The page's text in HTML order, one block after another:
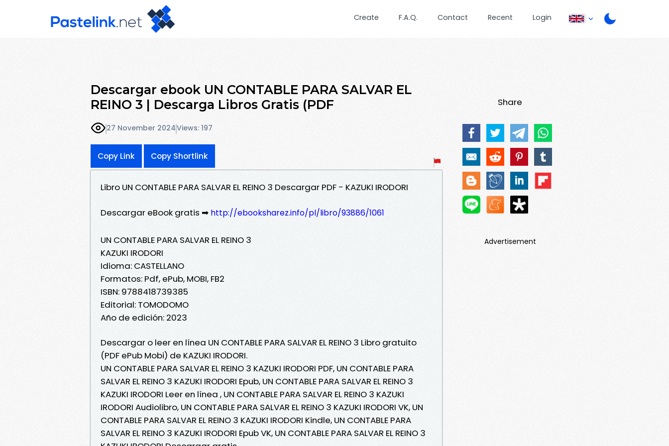
Create F.A.Q. Contact Recent Login
Descargar ebook UN CONTABLE PARA SALVAR EL
REINO 3 | Descarga Libros Gratis (PDF
27 November 2024Views: 197
Copy Link Copy Shortlink
Libro UN CONTABLE PARA SALVAR EL REINO 3 Descargar PDF - KAZUKI IRODORI
Descargar eBook gratis ➡ http://ebooksharez.info/pl/libro/93886/1061
UN CONTABLE PARA SALVAR EL REINO 3
KAZUKI IRODORI
Idioma: CASTELLANO
Formatos: Pdf, ePub, MOBI, FB2
ISBN: 9788418739385
Editorial: TOMODOMO
Año de edición: 2023
Descargar o leer en línea UN CONTABLE PARA SALVAR EL REINO 3 Libro gratuito
(PDF ePub Mobi) de KAZUKI IRODORI.
UN CONTABLE PARA SALVAR EL REINO 3 KAZUKI IRODORI PDF, UN CONTABLE PARA
SALVAR EL REINO 3 KAZUKI IRODORI Epub, UN CONTABLE PARA SALVAR EL REINO 3
KAZUKI IRODORI Leer en línea , UN CONTABLE PARA SALVAR EL REINO 3 KAZUKI
IRODORI Audiolibro, UN CONTABLE PARA SALVAR EL REINO 3 KAZUKI IRODORI VK, UN
CONTABLE PARA SALVAR EL REINO 3 KAZUKI IRODORI Kindle, UN CONTABLE PARA
SALVAR EL REINO 3 KAZUKI IRODORI Epub VK, UN CONTABLE PARA SALVAR EL REINO 3
Share
Advertisement